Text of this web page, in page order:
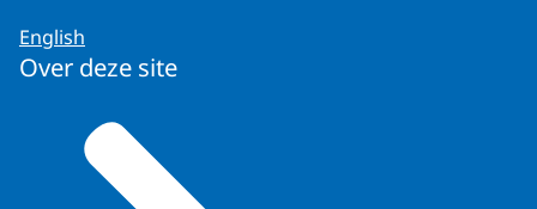
English
Over deze site